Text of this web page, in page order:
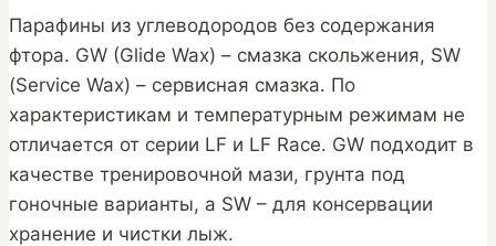
Парафины из углеводородов без содержания
фтора. GW (Glide Wax) – смазка скольжения, SW
(Service Wax) – сервисная смазка. По
характеристикам и температурным режимам не
отличается от серии LF и LF Race. GW подходит в
качестве тренировочной мази, грунта под
гоночные варианты, а SW – для консервации
хранение и чистки лыж.